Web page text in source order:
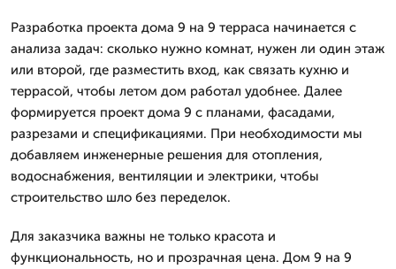
Разработка проекта дома 9 на 9 терраса начинается с
анализа задач: сколько нужно комнат, нужен ли один этаж
или второй, где разместить вход, как связать кухню и
террасой, чтобы летом дом работал удобнее. Далее
формируется проект дома 9 с планами, фасадами,
разрезами и спецификациями. При необходимости мы
добавляем инженерные решения для отопления,
водоснабжения, вентиляции и электрики, чтобы
строительство шло без переделок.
Для заказчика важны не только красота и
функциональность, но и прозрачная цена. Дом 9 на 9